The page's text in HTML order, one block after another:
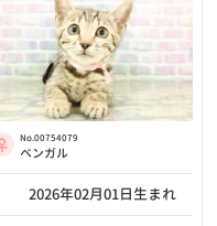
No.00754079
ベンガル
2026年02月01日生まれ